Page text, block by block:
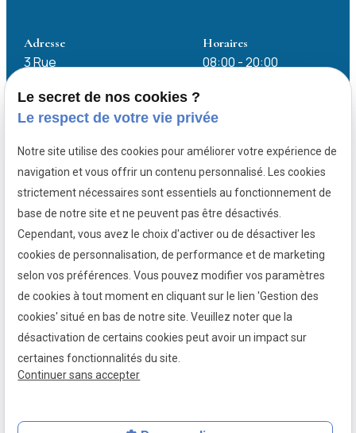
Adresse
3 Rue
LE BRETONNEUX
Horaires
08:00 - 20:00
Avocat pénaliste Chartres
Avocat pénaliste Dreux
Avocat pénaliste Rambouillet
Avocat pénaliste Mantes-la-jolie
Avocat pénaliste Villepreux
Mentions
légales
Politique de
confidentialité
Gestion
des
Plan du
site
Siret :44761721800055
Le secret de nos cookies ?
Le respect de votre vie privée
Notre site utilise des cookies pour améliorer votre expérience de
navigation et vous offrir un contenu personnalisé. Les cookies
strictement nécessaires sont essentiels au fonctionnement de
base de notre site et ne peuvent pas être désactivés.
Cependant, vous avez le choix d'activer ou de désactiver les
cookies de personnalisation, de performance et de marketing
selon vos préférences. Vous pouvez modifier vos paramètres
de cookies à tout moment en cliquant sur le lien 'Gestion des
cookies' situé en bas de notre site. Veuillez noter que la
désactivation de certains cookies peut avoir un impact sur
certaines fonctionnalités du site.
Continuer sans accepter